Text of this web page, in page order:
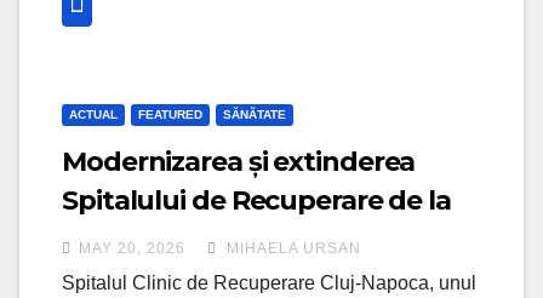
ACTUAL FEATURED SĂNĂTATE
Modernizarea și extinderea
Spitalului de Recuperare de la
Cluj, în plin proces al desfășurării
MAY 20, 2026 MIHAELA URSAN
Spitalul Clinic de Recuperare Cluj-Napoca, unul